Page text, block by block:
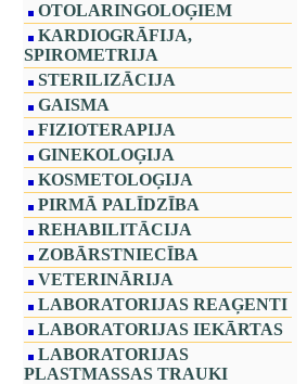
OTOLARINGOLOĢIEM
KARDIOGRĀFIJA,
SPIROMETRIJA
STERILIZĀCIJA
GAISMA
FIZIOTERAPIJA
GINEKOLOĢIJA
KOSMETOLOĢIJA
PIRMĀ PALĪDZĪBA
REHABILITĀCIJA
ZOBĀRSTNIECĪBA
VETERINĀRIJA
LABORATORIJAS REAĢENTI
LABORATORIJAS IEKĀRTAS
LABORATORIJAS
PLASTMASSAS TRAUKI